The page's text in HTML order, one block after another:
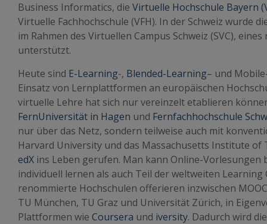
Business Informatics, die Virtuelle Hochschule Bayern
Virtuelle Fachhochschule (VFH). In der Schweiz wurde
im Rahmen des Virtuellen Campus Schweiz (SVC),
unterstützt.
Heute sind E-Learning-, Blended-Learning– und
Einsatz von Lernplattformen an europäischen
virtuelle Lehre hat sich nur vereinzelt etablieren
FernUniversität in Hagen und Fernfachhochschule
nur über das Netz, sondern teilweise auch mit
Harvard University und das Massachusetts Institute of
edXins Leben gerufen. Man kann Online-Vorlesungen
individuell lernen als auch Teil der weltweiten Learning
renommierte Hochschulen offerieren inzwischen
TU München, TU Graz und Universität Zürich, in
Plattformen wie Coursera und iversity. Dadurch wird